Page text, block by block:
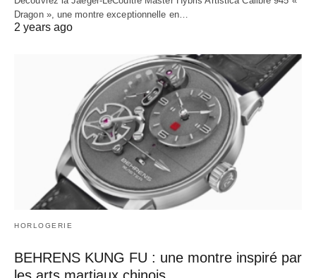
Dragon », une montre exceptionnelle en…
2 years ago
HORLOGERIE
BEHRENS KUNG FU : une montre inspiré par